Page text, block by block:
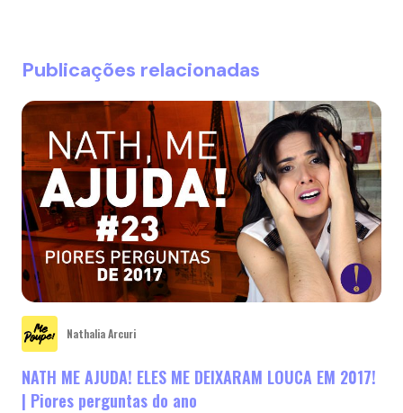
Publicações relacionadas
Nathalia Arcuri
NATH ME AJUDA! ELES ME DEIXARAM LOUCA EM 2017!
| Piores perguntas do ano